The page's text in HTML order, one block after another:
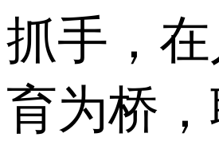
抓手，
育为桥